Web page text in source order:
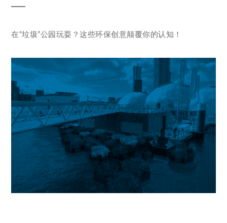
在“垃圾”公园玩耍？这些环保创意颠覆你的认知！